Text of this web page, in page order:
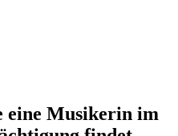
eine Musikerin im